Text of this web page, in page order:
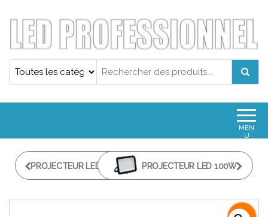
Projecteur led professionnel
Projecteur led professionnel
MEN
U
PROJECTEUR LED 300W PROJECTEUR LED 100W